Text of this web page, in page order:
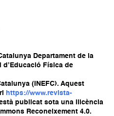
Departament de la
Física de
(INEFC). Aquest
https://www.revista-
publicat sota una llicència
Reconeixement 4.0.